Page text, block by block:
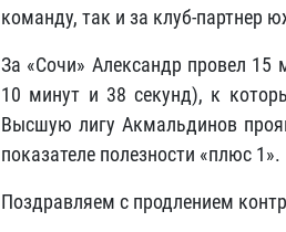
команду, так и за клуб-партнер
За «Сочи» Александр провел 15
10 минут и 38 секунд), к
Высшую лигу Акмальдинов
показателе полезности «плюс 1».
Поздравляем с продлением